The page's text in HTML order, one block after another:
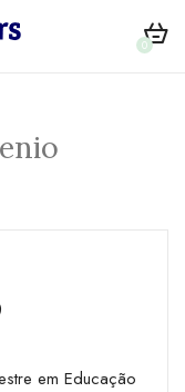
0
em Educação